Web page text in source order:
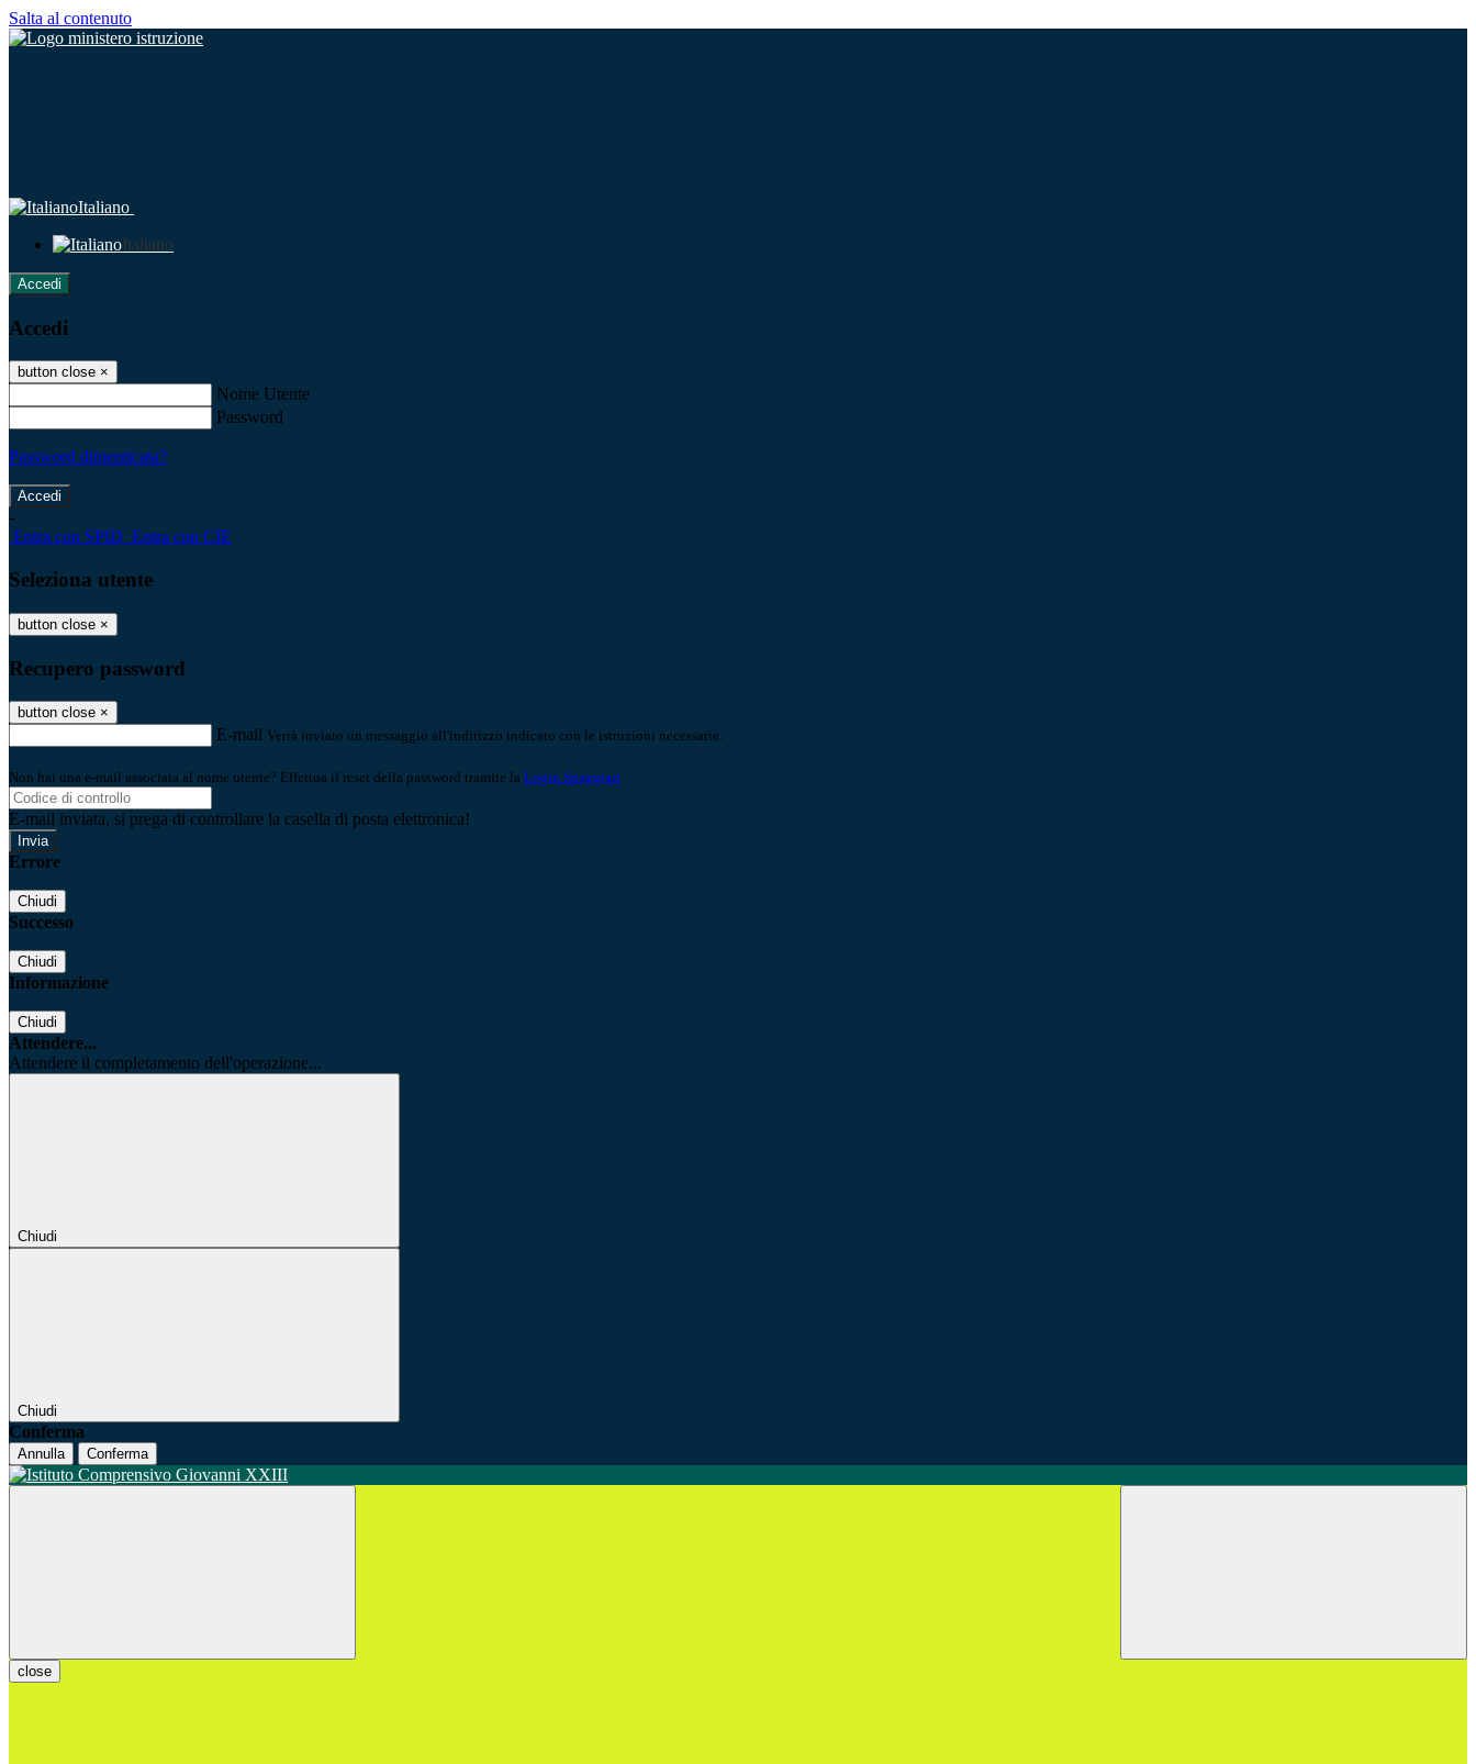
Salta al contenuto
Italiano
Italiano
Accedi
Accedi
button close ×
Nome Utente
Password
Password dimenticata?
-
Entra con SPID Entra con CIE
Seleziona utente
button close ×
Recupero password
button close ×
E-mail Verrà inviato un messaggio all'indirizzo indicato con le istruzioni necessarie.
Non hai una e-mail associata al nome utente? Effettua il reset della password tramite la Login Spaggiari
E-mail inviata, si prega di controllare la casella di posta elettronica!
Errore
Chiudi
Successo
Chiudi
Informazione
Chiudi
Attendere...
Attendere il completamento dell'operazione...
Chiudi
Chiudi
Conferma
Annulla Conferma
close